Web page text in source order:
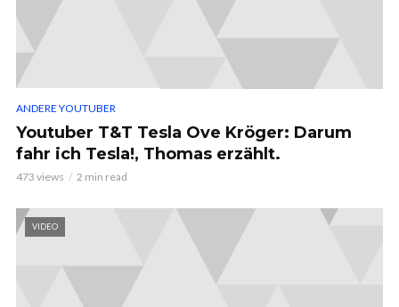
ANDERE YOUTUBER
Youtuber T&T Tesla Ove Kröger: Darum
fahr ich Tesla!, Thomas erzählt.
473 views 2 min read
VIDEO